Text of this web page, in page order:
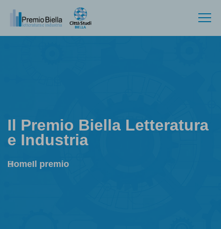
Il Premio Biella Letteratura
e Industria
HomeIl premio